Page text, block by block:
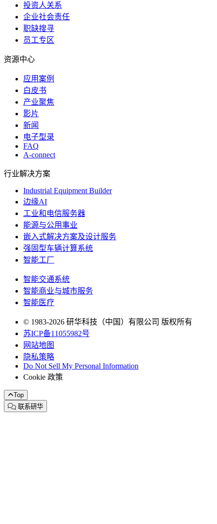
投资人关系
企业社会责任
职缺搜寻
员工专区
资源中心
应用案例
白皮书
产业聚焦
影片
新闻
电子型录
FAQ
A-connect
行业解决方案
Industrial Equipment Builder
边缘AI
工业和电信服务器
能源与公用事业
嵌入式解决方案及设计服务
强固型车辆计算系统
智能工厂
智能交通系统
智能商业与城市服务
智能医疗
© 1983-2026 研华科技（中国）有限公司 版权所有
苏ICP备11055982号
网站地图
隐私策略
Do Not Sell My Personal Information
Cookie 政策
Top
联系研华